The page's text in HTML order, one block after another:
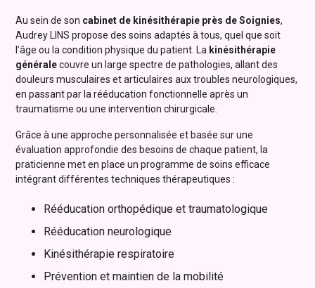
Au sein de son cabinet de kinésithérapie près de Soignies,
Audrey LINS propose des soins adaptés à tous, quel que soit
l’âge ou la condition physique du patient. La kinésithérapie
généralecouvre un large spectre de pathologies, allant des
douleurs musculaires et articulaires aux troubles neurologiques,
en passant par la rééducation fonctionnelle après un
traumatisme ou une intervention chirurgicale.
Grâce à une approche personnalisée et basée sur une
évaluation approfondie des besoins de chaque patient, la
praticienne met en place un programme de soins efficace
intégrant différentes techniques thérapeutiques :
Rééducation orthopédique et traumatologique
Rééducation neurologique
Kinésithérapie respiratoire
Prévention et maintien de la mobilité